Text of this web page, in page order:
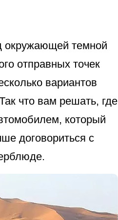
окружающей темной
отправных точек
вариантов
что вам решать, где
который
договориться с